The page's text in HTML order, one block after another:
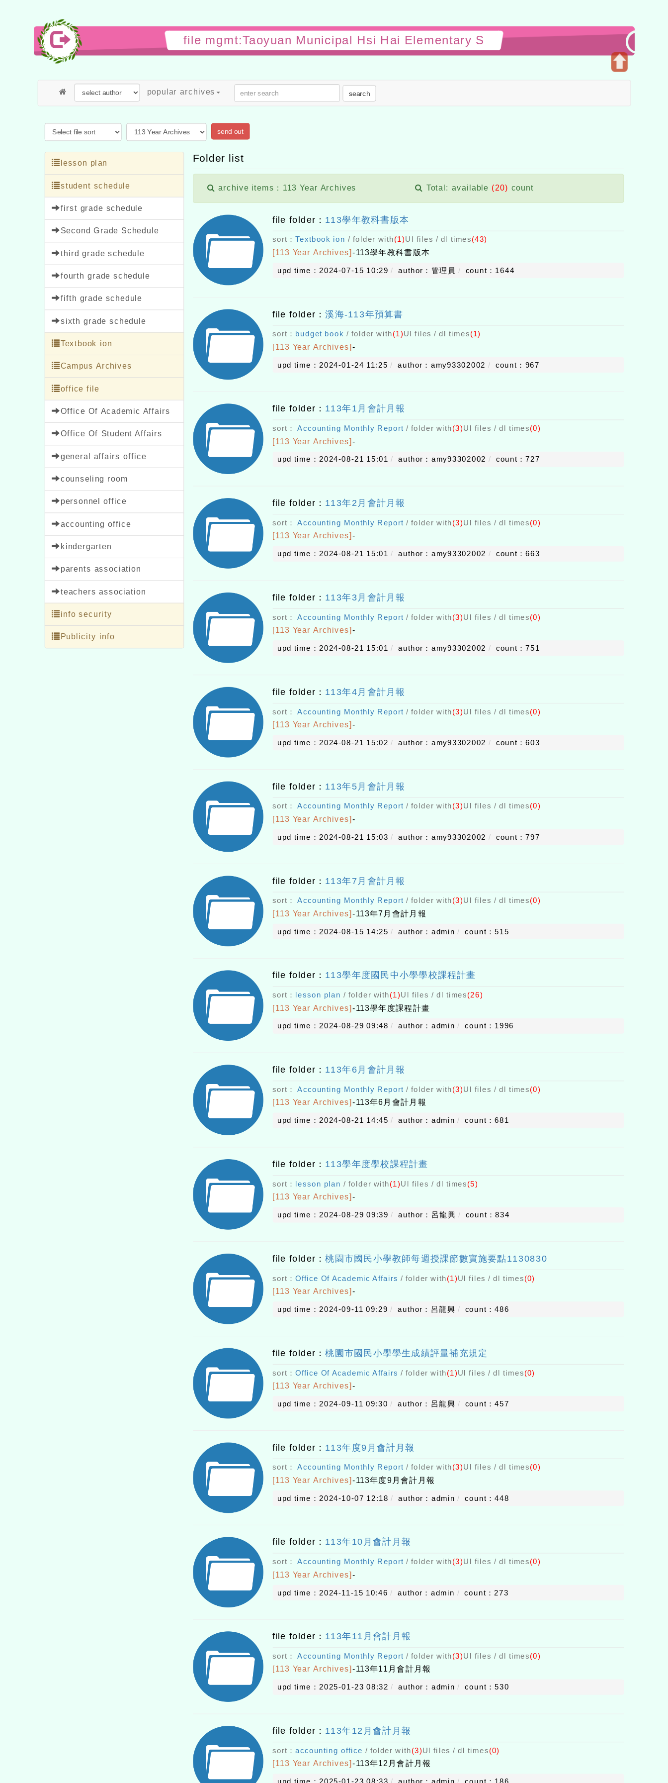
file mgmt:Taoyuan Municipal Hsi Hai Elementary S
popular archives search
send out
lesson plan
student schedule
first grade schedule
Second Grade Schedule
third grade schedule
fourth grade schedule
fifth grade schedule
sixth grade schedule
Textbook ion
Campus Archives
office file
Office Of Academic Affairs
Office Of Student Affairs
general affairs office
counseling room
personnel office
accounting office
kindergarten
parents association
teachers association
info security
Publicity info
Folder list
archive items：113 Year Archives Total: available (20) count
file folder： 113學年教科書版本
sort：Textbook ion / folder with(1)Ul files / dl times(43)
[113 Year Archives] -113學年教科書版本
upd time：2024-07-15 10:29 author：管理員 count：1644
file folder：溪海-113年預算書
sort： budget book / folder with(1)Ul files / dl times(1)
[113 Year Archives] -
upd time：2024-01-24 11:25 author：amy93302002 count：967
file folder： 113年1月會計月報
sort： Accounting Monthly Report / folder with(3)Ul files / dl times(0)
[113 Year Archives] -
upd time：2024-08-21 15:01 author：amy93302002 count：727
file folder： 113年2月會計月報
sort： Accounting Monthly Report / folder with(3)Ul files / dl times(0)
[113 Year Archives] -
upd time：2024-08-21 15:01 author：amy93302002 count：663
file folder： 113年3月會計月報
sort： Accounting Monthly Report / folder with(3)Ul files / dl times(0)
[113 Year Archives] -
upd time：2024-08-21 15:01 author：amy93302002 count：751
file folder： 113年4月會計月報
sort： Accounting Monthly Report / folder with(3)Ul files / dl times(0)
[113 Year Archives] -
upd time：2024-08-21 15:02 author：amy93302002 count：603
file folder： 113年5月會計月報
sort： Accounting Monthly Report / folder with(3)Ul files / dl times(0)
[113 Year Archives] -
upd time：2024-08-21 15:03 author：amy93302002 count：797
file folder： 113年7月會計月報
sort： Accounting Monthly Report / folder with(3)Ul files / dl times(0)
[113 Year Archives] -113年7月會計月報
upd time：2024-08-15 14:25 author：admin count：515
file folder： 113學年度國民中小學學校課程計畫
sort： lesson plan / folder with(1)Ul files / dl times(26)
[113 Year Archives] -113學年度課程計畫
upd time：2024-08-29 09:48 author：admin count：1996
file folder： 113年6月會計月報
sort： Accounting Monthly Report / folder with(3)Ul files / dl times(0)
[113 Year Archives] -113年6月會計月報
upd time：2024-08-21 14:45 author：admin count：681
file folder： 113學年度學校課程計畫
sort： lesson plan / folder with(1)Ul files / dl times(5)
[113 Year Archives] -
upd time：2024-08-29 09:39 author：呂龍興 count：834
file folder：桃園市國民小學教師每週授課節數實施要點1130830
sort：Office Of Academic Affairs / folder with(1)Ul files / dl times(0)
[113 Year Archives] -
upd time：2024-09-11 09:29 author：呂龍興 count：486
file folder：桃園市國民小學學生成績評量補充規定
sort：Office Of Academic Affairs / folder with(1)Ul files / dl times(0)
[113 Year Archives] -
upd time：2024-09-11 09:30 author：呂龍興 count：457
file folder： 113年度9月會計月報
sort： Accounting Monthly Report / folder with(3)Ul files / dl times(0)
[113 Year Archives] -113年度9月會計月報
upd time：2024-10-07 12:18 author：admin count：448
file folder： 113年10月會計月報
sort： Accounting Monthly Report / folder with(3)Ul files / dl times(0)
[113 Year Archives] -
upd time：2024-11-15 10:46 author：admin count：273
file folder： 113年11月會計月報
sort： Accounting Monthly Report / folder with(3)Ul files / dl times(0)
[113 Year Archives] -113年11月會計月報
upd time：2025-01-23 08:32 author：admin count：530
file folder： 113年12月會計月報
sort：accounting office / folder with(3)Ul files / dl times(0)
[113 Year Archives] -113年12月會計月報
upd time：2025-01-23 08:33 author：admin count：186